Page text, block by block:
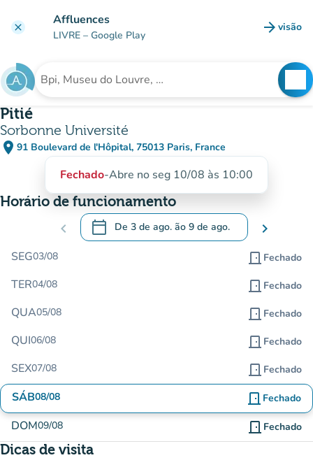
clear Affluences
LIVRE – Google Play arrow_forward visão
(novo
Procura uma instituição
Pitié
Sorbonne Université
place 91 Boulevard de l'Hôpital, 75013 Paris, France
(abrir no Google Maps)
(novo separador)
Fechado-Abre no seg 10/08 às 10:00
Horário de funcionamento
chevron_left calendar_today De 3 de ago. ão 9 de ago.
.Abra o calendário para alterar as datas
chevron_right
SEG03/08 door_front Fechado
TER04/08 door_front Fechado
QUA05/08 door_front Fechado
QUI06/08 door_front Fechado
SEX07/08 door_front Fechado
SÁB08/08 door_front Fechado
DOM09/08 door_front Fechado
Dicas de visita